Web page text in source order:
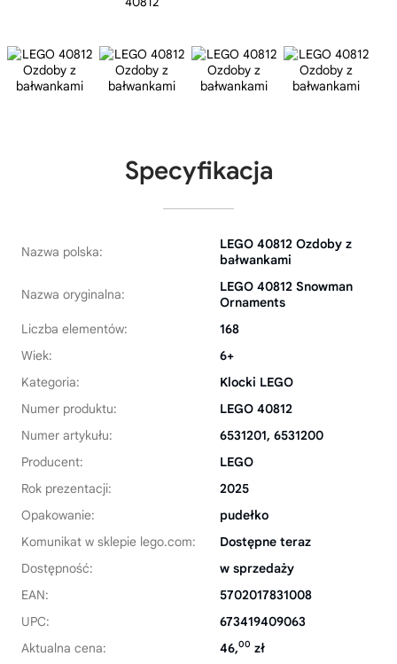
Specyfikacja
Nazwa polska:
LEGO 40812 Ozdoby z
bałwankami
Nazwa oryginalna:
LEGO 40812 Snowman
Ornaments
Liczba elementów:
168
Wiek:
6+
Kategoria:
Klocki LEGO
Numer produktu:
LEGO 40812
Numer artykułu:
6531201, 6531200
Producent:
LEGO
Rok prezentacji:
2025
Opakowanie:
pudełko
Komunikat w sklepie lego.com:
Dostępne teraz
Dostępność:
w sprzedaży
EAN:
5702017831008
UPC:
673419409063
Aktualna cena:
46,00 zł